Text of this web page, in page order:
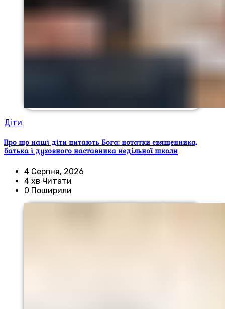
Діти
Про що наші діти питають Бога: нотатки священника,
батька і духовного наставника недільної школи
4 Серпня, 2026
4 хв Читати
0 Поширили